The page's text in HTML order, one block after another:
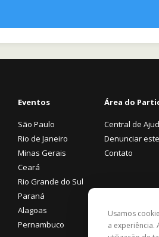
Eventos
São Paulo
Rio de Janeiro
Minas Gerais
Ceará
Rio Grande do Sul
Paraná
Alagoas
Pernambuco
Área do
Central de
Denunciar
Contato
Usamos
a experiência.